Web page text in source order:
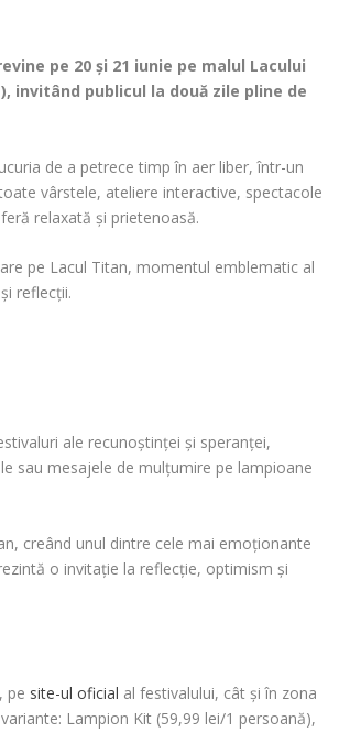
pe 20 și 21 iunie pe malul Lacului
invitând publicul la două zile pline de
de a petrece timp în aer liber, într-un
vârstele, ateliere interactive, spectacole
relaxată și prietenoasă.
pe Lacul Titan, momentul emblematic al
reflecții.
ale recunoștinței și speranței,
sau mesajele de mulțumire pe lampioane
creând unul dintre cele mai emoționante
o invitație la reflecție, optimism și
pe site-ul oficial al festivalului, cât și în zona
Lampion Kit (59,99 lei/1 persoană),